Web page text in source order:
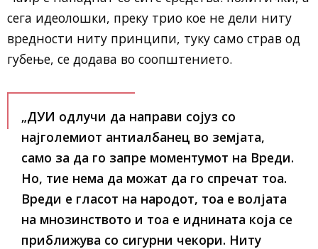
сега идеолошки, преку трио кое не дели ниту
вредности ниту принципи, туку само страв од
губење, се додава во соопштението.
„ДУИ одлучи да направи сојуз со
најголемиот антиалбанец во земјата,
само за да го запре моментумот на Вреди.
Но, тие нема да можат да го спречат тоа.
Вреди е гласот на народот, тоа е волјата
на мнозинството и тоа е иднината која се
приближува со сигурни чекори. Ниту